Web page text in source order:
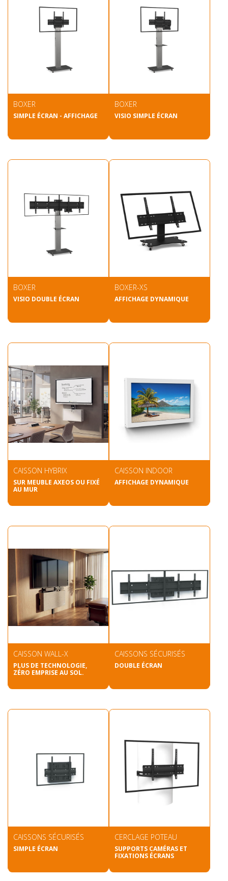
BOXER
SIMPLE ÉCRAN - AFFICHAGE
BOXER
VISIO SIMPLE ÉCRAN
BOXER
VISIO DOUBLE ÉCRAN
BOXER-XS
AFFICHAGE DYNAMIQUE
CAISSON HYBRIX
SUR MEUBLE AXEOS OU FIXÉ
AU MUR
CAISSON INDOOR
AFFICHAGE DYNAMIQUE
CAISSON WALL-X
PLUS DE TECHNOLOGIE,
ZÉRO EMPRISE AU SOL.
CAISSONS SÉCURISÉS
DOUBLE ÉCRAN
CAISSONS SÉCURISÉS
SIMPLE ÉCRAN
CERCLAGE POTEAU
SUPPORTS CAMÉRAS ET
FIXATIONS ÉCRANS